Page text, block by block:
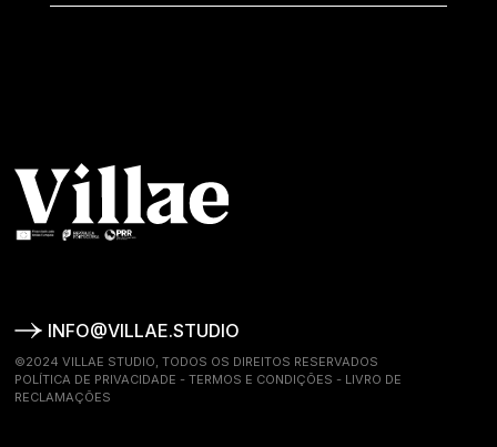
INFO@VILLAE.STUDIO
©2024 VILLAE STUDIO, TODOS OS DIREITOS RESERVADOS
POLÍTICA DE PRIVACIDADE -TERMOS E CONDIÇÕES - LIVRO DE
RECLAMAÇÕES